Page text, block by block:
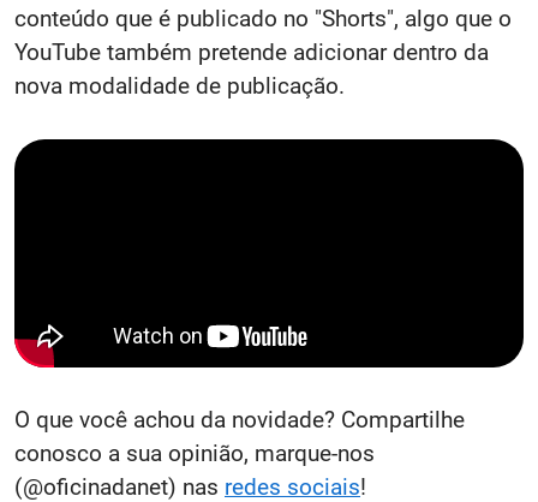
conteúdo que é publicado no "Shorts", algo que o
YouTube também pretende adicionar dentro da
nova modalidade de publicação.
O que você achou da novidade? Compartilhe
conosco a sua opinião, marque-nos
(@oficinadanet) nas redes sociais!